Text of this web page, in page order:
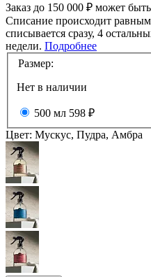
Заказ до 150 000 ₽ может
Списание происходит
списывается сразу, 4
недели. Подробнее
Размер:
Нет в наличии
500 мл 598 ₽
Цвет: Мускус, Пудра, Амбра